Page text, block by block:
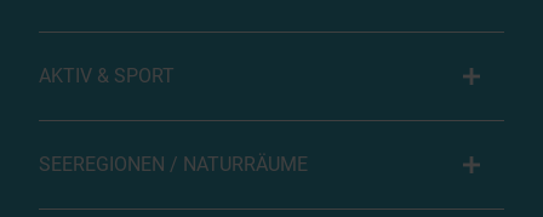
AKTIV & SPORT
SEEREGIONEN / NATURRÄUME